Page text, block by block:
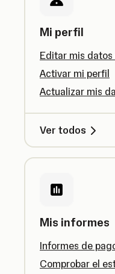
Mi perfil
Editar mis
Activar mi perfil
Actualizar mis
Ver todos
Mis informes
Informes de
Comprobar el